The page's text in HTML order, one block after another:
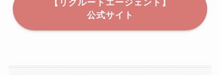
【リクルートエージェント】
公式サイト